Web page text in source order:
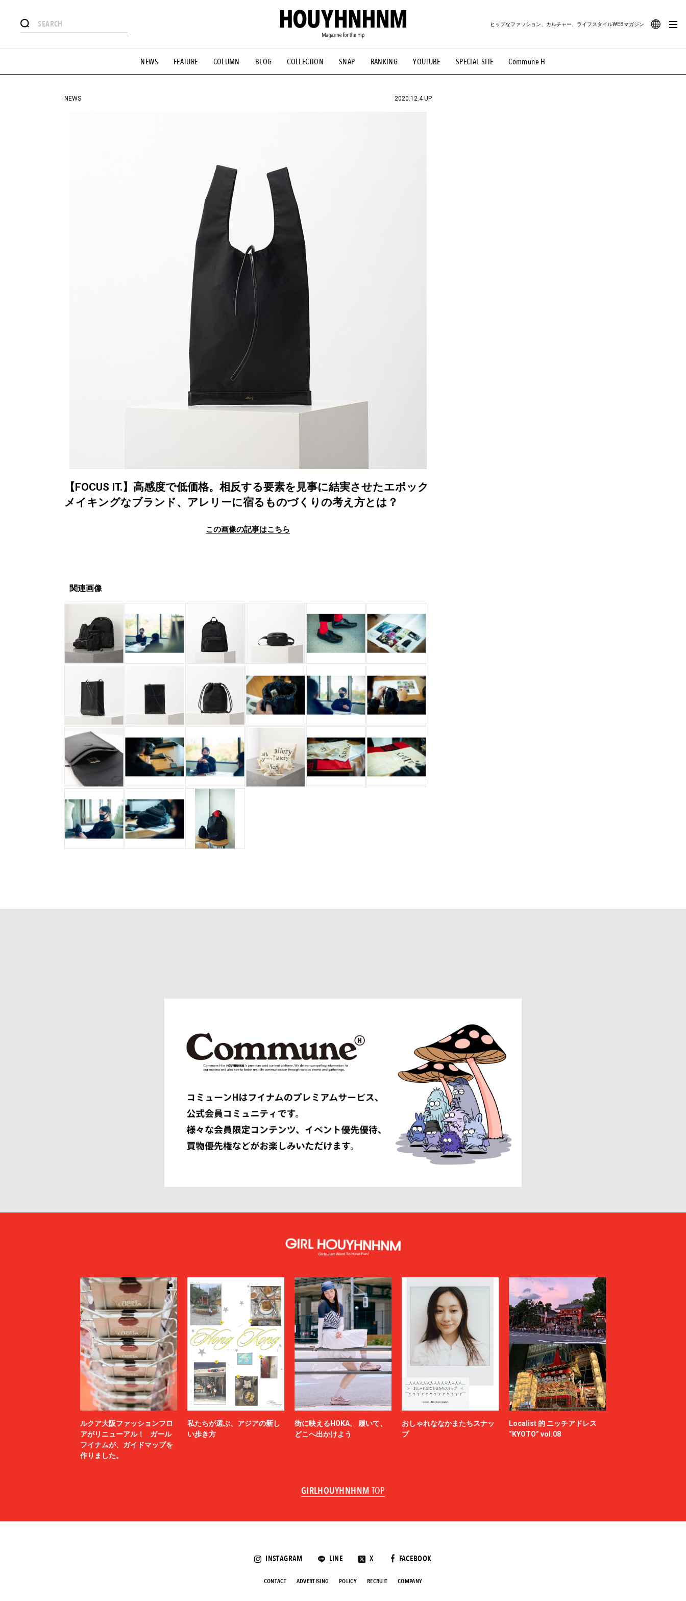
NEWS FEATURE COLUMN BLOG COLLECTION SNAP RANKING YOUTUBE SPECIAL SITE Commune H
ヒップなファッション、カルチャー、ライフスタイルWEBマガジン
#憧れの逸品 #ESSENTIAL DESIGNS #古着サミット #NEW VINTAGE #マイナーグッド図鑑 #路地裏てぃーん。 #MONTHLY JOURNAL
#GH 銘品の所以 #フイナムのYouTube #Commune H #FOCUS IT #AH.H #ととけん #FASHION #MUSIC #MOVIE #LIFESTYLE #SNEAKER #OUTDOOR
#HANDSOME HANDBOOK
NEWS 2020.12.4 UP
【FOCUS IT.】高感度で低価格。相反する要素を見事に結実させたエポック
メイキングなブランド、アレリーに宿るものづくりの考え方とは？
この画像の記事はこちら
関連画像
ルクア大阪ファッションフロ
アがリニューアル！ ガール
フイナムが、ガイドマップを
作りました。
私たちが選ぶ、アジアの新し
い歩き方
街に映えるHOKA。 履いて、
どこへ出かけよう
おしゃれななかまたちスナッ
プ
Localist 的 ニッチアドレス
“KYOTO” vol.08
GIRLHOUYHNHNM TOP
INSTAGRAM LINE X FACEBOOK
CONTACT ADVERTISING POLICY RECRUIT COMPANY